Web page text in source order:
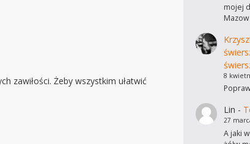
zawiłości. Żeby wszystkim ułatwić
mojej
8
Lin -
27
A jaki